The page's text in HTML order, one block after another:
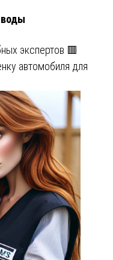
воды
экспертов 🟥
автомобиля для